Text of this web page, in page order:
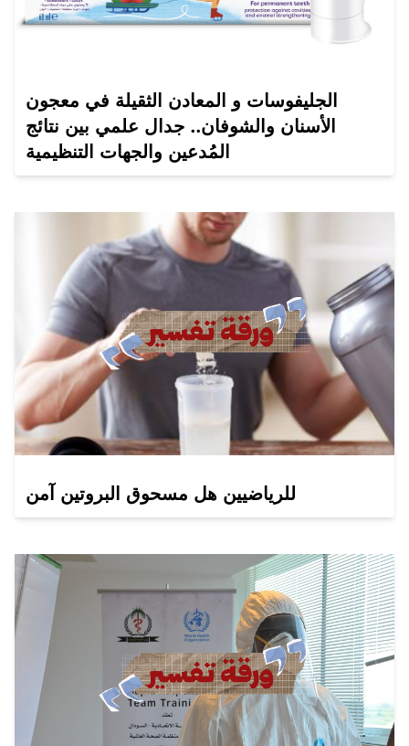
الجليفوسات و المعادن الثقيلة في معجون
الأسنان والشوفان.. جدال علمي بين نتائج
المُدعين والجهات التنظيمية
للرياضيين هل مسحوق البروتين آمن